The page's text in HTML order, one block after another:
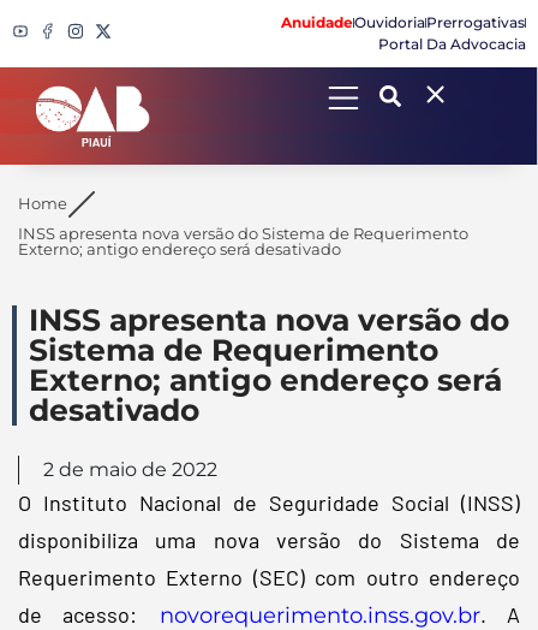
AnuidadeOuvidoriaPrerrogativas
Portal Da Advocacia
Search
Home
INSS apresenta nova versão do Sistema de Requerimento
Externo; antigo endereço será desativado
INSS apresenta nova versão do
Sistema de Requerimento
Externo; antigo endereço será
desativado
2 de maio de 2022
O Instituto Nacional de Seguridade Social (INSS)
disponibiliza uma nova versão do Sistema de
Requerimento Externo (SEC) com outro endereço
de acesso:
novorequerimento.inss.gov.br. A